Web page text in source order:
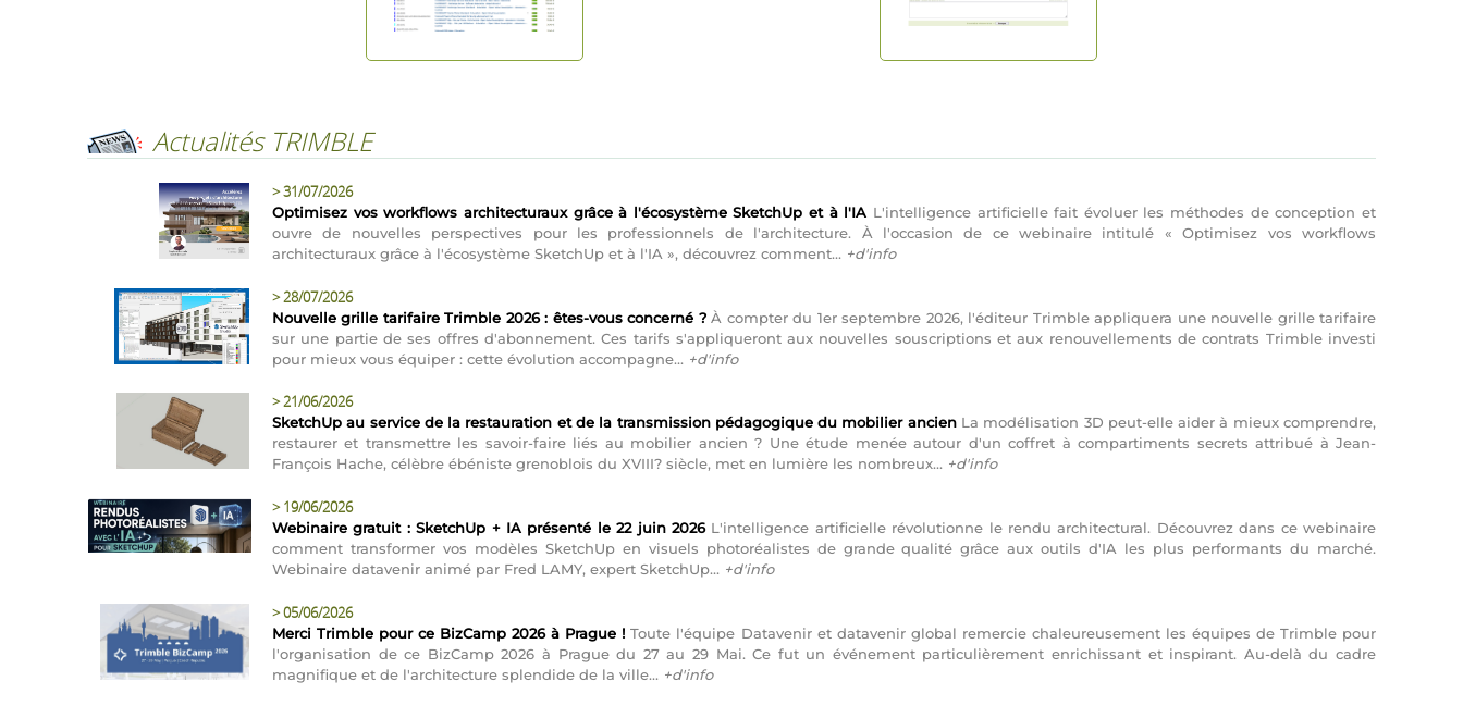
Actualités TRIMBLE
>31/07/2026
Optimisez vos workflows architecturaux grâce à l'écosystème SketchUp et à l'IA L'intelligence artificielle fait évoluer les méthodes de conception et
ouvre de nouvelles perspectives pour les professionnels de l'architecture. À l'occasion de ce webinaire intitulé « Optimisez vos workflows
architecturaux grâce à l'écosystème SketchUp et à l'IA », découvrez comment... +d'info
>28/07/2026
Nouvelle grille tarifaire Trimble 2026 : êtes-vous concerné ?À compter du 1er septembre 2026, l'éditeur Trimble appliquera une nouvelle grille tarifaire
sur une partie de ses offres d'abonnement. Ces tarifs s'appliqueront aux nouvelles souscriptions et aux renouvellements de contrats Trimble investi
pour mieux vous équiper : cette évolution accompagne... +d'info
>21/06/2026
SketchUp au service de la restauration et de la transmission pédagogique du mobilier ancienLa modélisation 3D peut-elle aider à mieux comprendre,
restaurer et transmettre les savoir-faire liés au mobilier ancien ? Une étude menée autour d'un coffret à compartiments secrets attribué à Jean-
François Hache, célèbre ébéniste grenoblois du XVIII? siècle, met en lumière les nombreux... +d'info
> 19/06/2026
Webinaire gratuit : SketchUp + IA présenté le 22 juin 2026L'intelligence artificielle révolutionne le rendu architectural. Découvrez dans ce webinaire
comment transformer vos modèles SketchUp en visuels photoréalistes de grande qualité grâce aux outils d'IA les plus performants du marché.
Webinaire datavenir animé par Fred LAMY, expert SketchUp... +d'info
>05/06/2026
Merci Trimble pour ce BizCamp 2026 à Prague ! Toute l'équipe Datavenir et datavenir global remercie chaleureusement les équipes de Trimble pour
l'organisation de ce BizCamp 2026 à Prague du 27 au 29 Mai. Ce fut un événement particulièrement enrichissant et inspirant. Au-delà du cadre
magnifique et de l'architecture splendide de la ville... +d'info